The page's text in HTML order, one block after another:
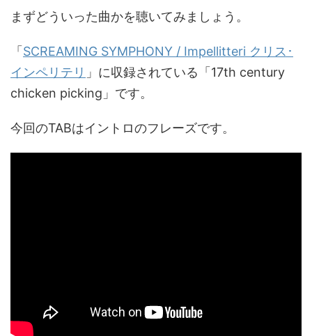
まずどういった曲かを聴いてみましょう。
「 SCREAMING SYMPHONY / Impellitteri クリス･
インペリテリ 」に収録されている「17th century
chicken picking」です。
今回のTABはイントロのフレーズです。